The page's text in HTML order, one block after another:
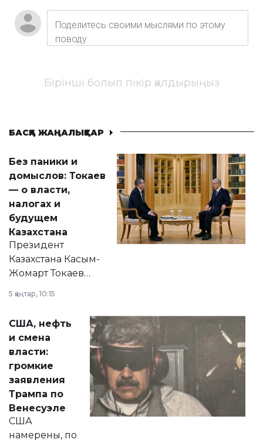
Бірінші болып пікір қалдырыңыз
БАСҚА ЖАҢАЛЫҚТАР
Без паники и
домыслов: Токаев
— о власти,
налогах и
будущем
Казахстана
Президент
Казахстана Касым-
Жомарт Токаев
сразу несколько
актуальных тем —
от слухов о
политических
реформах до
вопросов армии,
экономики и
личного здоровья.
5 қаңтар, 10:15
США, нефть
и смена
власти:
громкие
заявления
Трампа по
Венесуэле
США
намерены, по